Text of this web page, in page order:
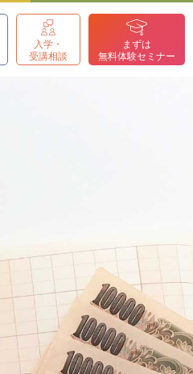
入学・
受講相談
まずは
無料体験セミナー